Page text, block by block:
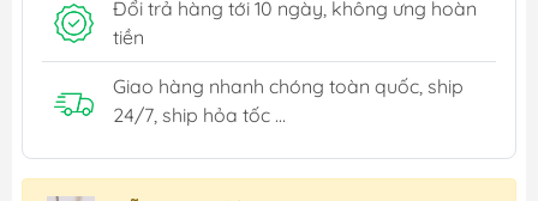
Đổi trả hàng tới 10 ngày, không ưng hoàn
tiền
Giao hàng nhanh chóng toàn quốc, ship
24/7, ship hỏa tốc ...